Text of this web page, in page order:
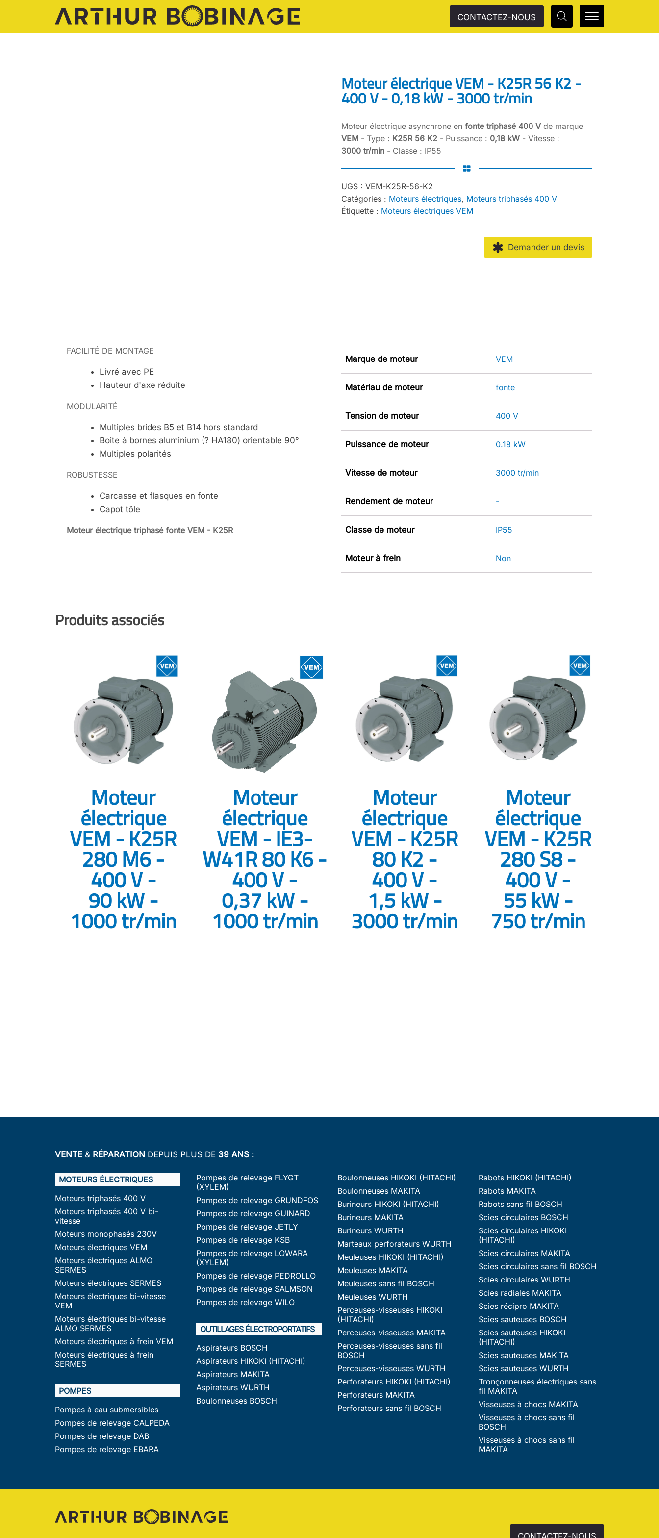
CONTACTEZ-NOUS
Moteur électrique VEM - K25R 56 K2 -
400 V - 0,18 kW - 3000 tr/min
Moteur électrique asynchrone en fonte triphasé 400 V de marque
VEM - Type : K25R 56 K2 - Puissance : 0,18 kW - Vitesse :
3000 tr/min - Classe : IP55
UGS : VEM-K25R-56-K2
Catégories : Moteurs électriques, Moteurs triphasés 400 V
Étiquette : Moteurs électriques VEM
Demander un devis
FACILITÉ DE MONTAGE
Livré avec PE
Hauteur d'axe réduite
MODULARITÉ
Multiples brides B5 et B14 hors standard
Boite à bornes aluminium (? HA180) orientable 90°
Multiples polarités
ROBUSTESSE
Carcasse et flasques en fonte
Capot tôle
Moteur électrique triphasé fonte VEM - K25R
Marque de moteur VEM
Matériau de moteur fonte
Tension de moteur 400 V
Puissance de moteur 0.18 kW
Vitesse de moteur 3000 tr/min
Rendement de moteur -
Classe de moteur IP55
Moteur à frein Non
Produits associés
Moteur
électrique
VEM - K25R
280 M6 -
400 V -
90 kW -
1000 tr/min
Moteur
électrique
VEM - IE3-
W41R 80 K6 -
400 V -
0,37 kW -
1000 tr/min
Moteur
électrique
VEM - K25R
80 K2 -
400 V -
1,5 kW -
3000 tr/min
Moteur
électrique
VEM - K25R
280 S8 -
400 V -
55 kW -
750 tr/min
VENTE & RÉPARATION DEPUIS PLUS DE 39 ANS :
MOTEURS ÉLECTRIQUES
Moteurs triphasés 400 V
Moteurs triphasés 400 V bi-
vitesse
Moteurs monophasés 230V
Moteurs électriques VEM
Moteurs électriques ALMO
SERMES
Moteurs électriques SERMES
Moteurs électriques bi-vitesse
VEM
Moteurs électriques bi-vitesse
ALMO SERMES
Moteurs électriques à frein VEM
Moteurs électriques à frein
SERMES
POMPES
Pompes à eau submersibles
Pompes de relevage CALPEDA
Pompes de relevage DAB
Pompes de relevage EBARA
Pompes de relevage FLYGT
(XYLEM)
Pompes de relevage GRUNDFOS
Pompes de relevage GUINARD
Pompes de relevage JETLY
Pompes de relevage KSB
Pompes de relevage LOWARA
(XYLEM)
Pompes de relevage PEDROLLO
Pompes de relevage SALMSON
Pompes de relevage WILO
OUTILLAGES ÉLECTROPORTATIFS
Aspirateurs BOSCH
Aspirateurs HIKOKI (HITACHI)
Aspirateurs MAKITA
Aspirateurs WURTH
Boulonneuses BOSCH
Boulonneuses HIKOKI (HITACHI)
Boulonneuses MAKITA
Burineurs HIKOKI (HITACHI)
Burineurs MAKITA
Burineurs WURTH
Marteaux perforateurs WURTH
Meuleuses HIKOKI (HITACHI)
Meuleuses MAKITA
Meuleuses sans fil BOSCH
Meuleuses WURTH
Perceuses-visseuses HIKOKI
(HITACHI)
Perceuses-visseuses MAKITA
Perceuses-visseuses sans fil
BOSCH
Perceuses-visseuses WURTH
Perforateurs HIKOKI (HITACHI)
Perforateurs MAKITA
Perforateurs sans fil BOSCH
Rabots HIKOKI (HITACHI)
Rabots MAKITA
Rabots sans fil BOSCH
Scies circulaires BOSCH
Scies circulaires HIKOKI
(HITACHI)
Scies circulaires MAKITA
Scies circulaires sans fil BOSCH
Scies circulaires WURTH
Scies radiales MAKITA
Scies récipro MAKITA
Scies sauteuses BOSCH
Scies sauteuses HIKOKI
(HITACHI)
Scies sauteuses MAKITA
Scies sauteuses WURTH
Tronçonneuses électriques sans
fil MAKITA
Visseuses à chocs MAKITA
Visseuses à chocs sans fil
BOSCH
Visseuses à chocs sans fil
MAKITA